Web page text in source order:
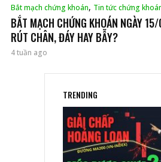
Bắt mạch chứng khoán, Tin tức chứng
BẮT MẠCH CHỨNG KHOÁN NGÀY
RÚT CHÂN, ĐÁY HAY BẪY?
4 tuần ago
TRENDING